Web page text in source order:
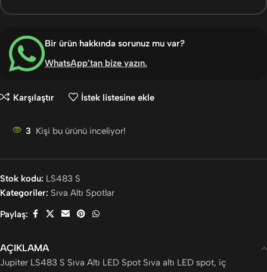
Bir ürün hakkında sorunuz mu var?
WhatsApp’tan bize yazın.
Karşılaştır İstek listesine ekle
3 Kişi bu ürünü inceliyor!
Stok kodu: LS483 S
Kategoriler: Sıva Altı Spotlar
Paylaş:
AÇIKLAMA
Jupiter LS483 S Sıva Altı LED Spot Sıva altı LED spot, iç